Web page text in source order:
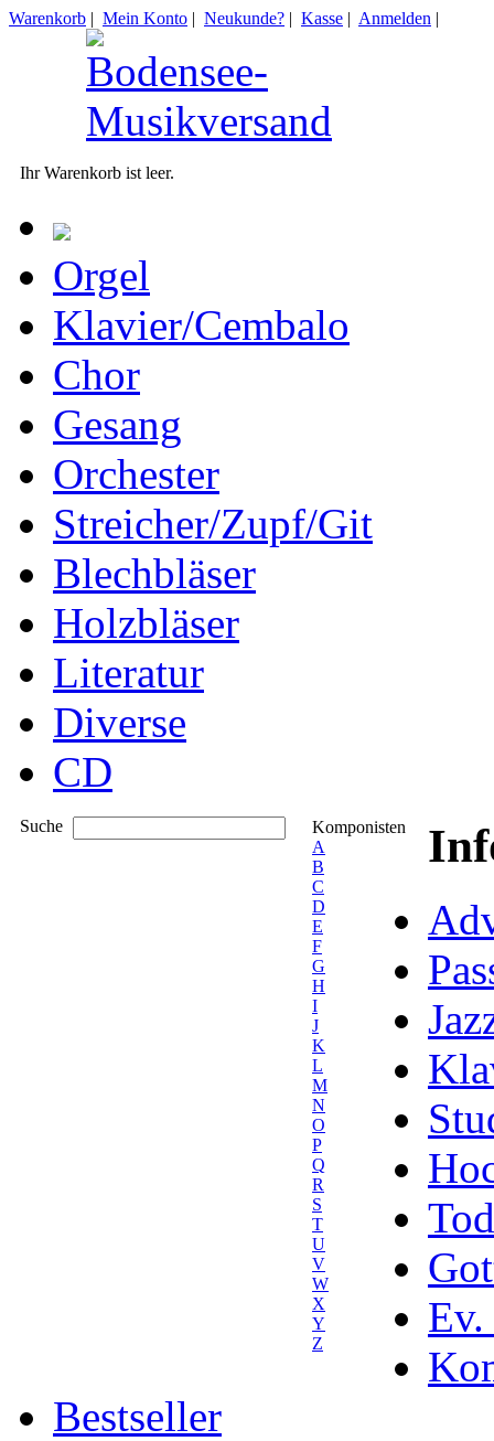
Warenkorb | Mein Konto | Neukunde? | Kasse | Anmelden |
Ihr Warenkorb ist leer.
Orgel
Klavier/Cembalo
Chor
Gesang
Orchester
Streicher/Zupf/Git
Blechbläser
Holzbläser
Literatur
Diverse
CD
Suche
Komponisten
A
B
C
D
E
F
G
H
I
J
K
L
M
N
O
P
Q
R
S
T
U
V
W
X
Y
Z
Ev.
Bestseller